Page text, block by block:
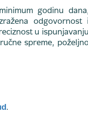
godinu dana,
odgovornost i
u ispunjavanju
spreme,
.